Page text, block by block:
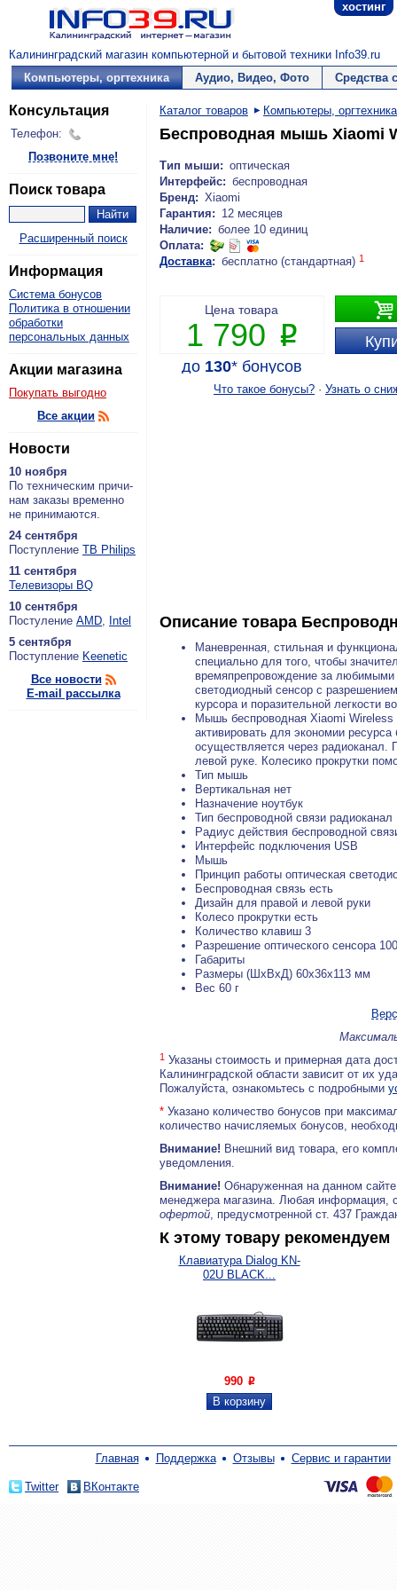
хостинг
Калининградский магазин компьютерной и бытовой техники Info39.ru
Компьютеры, оргтехника
Аудио, Видео, Фото Средства
Консультация
Телефон:
Позвоните мне!
Поиск товара
Расширенный поиск
Информация
Система бонусов
Политика в отношении
обработки
персональных данных
Акции магазина
Покупать выгодно
Все акции
Новости
10 ноября
По тех­ни­че­ским при­чи­
нам за­ка­зы вре­мен­но
не при­ни­ма­ют­ся.
24 сентября
По­ступ­ле­ние ТВ Philips
11 сентября
Теле­ви­зо­ры BQ
10 сентября
По­сту­ле­ние AMD, Intel
5 сентября
По­ступ­ле­ние Keenetic
Все новости
E-mail рассылка
Каталог товаров Компьютеры, оргтехника
Беспроводная мышь Xiaomi
Тип мыши: оптическая
Интерфейс: беспроводная
Бренд: Xiaomi
Гарантия: 12 месяцев
Наличие: более 10 единиц
Оплата:
Доставка: бесплатно (стандартная) 1

Цена товара
1 790 P
до 130*бонусов
Что такое бонусы? · Узнать о
Описание товара
Маневренная, стильная и
специально для того, чтобы
времяпрепровождение за любимыми
светодиодный сенсор с
курсора и поразительной легкости
Мышь беспроводная Xiaomi
активировать для экономии
осуществляется через радиоканал.
левой руке. Колесико прокрутки
Тип мышь
Вертикальная нет
Назначение ноутбук
Тип беспроводной связи радиоканал
Радиус действия беспроводной
Интерфейс подключения USB
Мышь
Принцип работы оптическая
Беспроводная связь есть
Дизайн для правой и левой руки
Колесо прокрутки есть
Количество клавиш 3
Разрешение оптического сенсора
Габариты
Размеры (ШxВxД) 60x36x113 мм
Вес 60 г
1 Указаны стоимость и примерная дата
Калининградской области зависит от их
Пожалуйста, ознакомьтесь с подробными
* Указано количество бонусов при
количество начисляемых бонусов,
Внимание! Внешний вид товара, его
уведомления.
Внимание! Обнаруженная на данном
менеджера магазина. Любая информация,
офертой, предусмотренной ст. 437
К этому товару рекомендуем
Клавиатура Dialog KN-
02U BLACK...
990 P
Главная Поддержка Отзывы Сервис и гарантии
Twitter ВКонтакте